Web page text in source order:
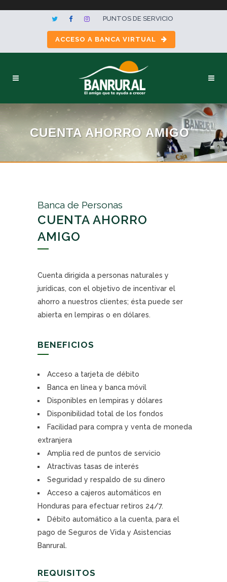
PUNTOS DE SERVICIO
ACCESO A BANCA VIRTUAL
CUENTA AHORRO AMIGO
Banca de Personas
CUENTA AHORRO
AMIGO
Cuenta dirigida a personas naturales y
jurídicas, con el objetivo de incentivar el
ahorro a nuestros clientes; ésta puede ser
abierta en lempiras o en dólares.
BENEFICIOS
Acceso a tarjeta de débito
Banca en línea y banca móvil
Disponibles en lempiras y dólares
Disponibilidad total de los fondos
Facilidad para compra y venta de moneda
extranjera
Amplia red de puntos de servicio
Atractivas tasas de interés
Seguridad y respaldo de su dinero
Acceso a cajeros automáticos en
Honduras para efectuar retiros 24/7.
Débito automático a la cuenta, para el
pago de Seguros de Vida y Asistencias
Banrural.
REQUISITOS